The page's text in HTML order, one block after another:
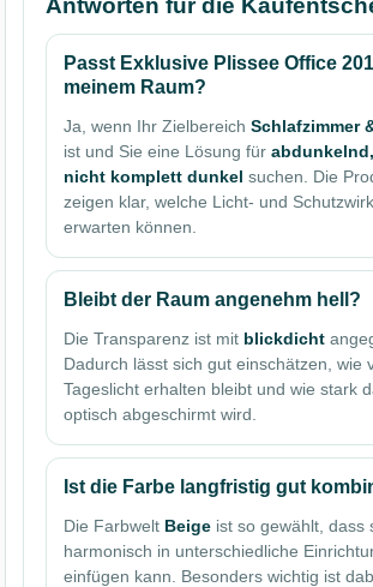
Antworten für die
Passt Exklusive Plissee Office
meinem Raum?
Ja, wenn Ihr Zielbereich Schlafzimmer
ist und Sie eine Lösung für
nicht komplett dunkel suchen. Die
zeigen klar, welche Licht- und
erwarten können.
Bleibt der Raum angenehm hell?
Die Transparenz ist mit blickdicht
Dadurch lässt sich gut einschätzen, wie
Tageslicht erhalten bleibt und wie stark
optisch abgeschirmt wird.
Ist die Farbe langfristig gut
Die Farbwelt Beige ist so gewählt, dass
harmonisch in unterschiedliche
einfügen kann. Besonders wichtig ist